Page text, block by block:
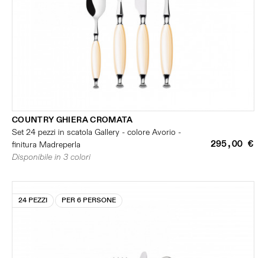
COUNTRY GHIERA CROMATA
Set 24 pezzi in scatola Gallery - colore Avorio -
finitura Madreperla
295,00 €
Disponibile in 3 colori
24 PEZZI PER 6 PERSONE